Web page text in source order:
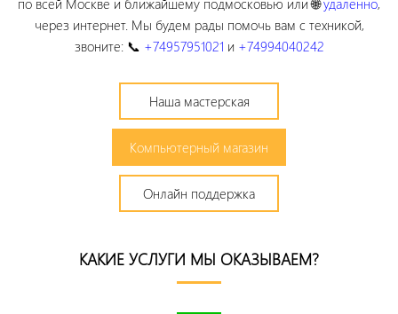
по всей Москве и ближайшему подмосковью или 🌐удаленно,
через интернет. Мы будем рады помочь вам с техникой,
звоните: 📞 +74957951021 и +74994040242
Наша мастерская
Компьютерный магазин
Онлайн поддержка
КАКИЕ УСЛУГИ МЫ ОКАЗЫВАЕМ?